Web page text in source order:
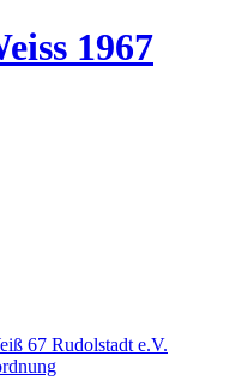
1967
67 Rudolstadt e.V.